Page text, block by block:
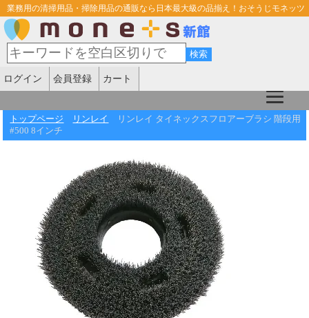
業務用の清掃用品・掃除用品の通販なら日本最大級の品揃え！おそうじモネッツ
ログイン 会員登録 カート
トップページ リンレイ
リンレイ タイネックスフロアーブラシ 階段用
#500 8インチ